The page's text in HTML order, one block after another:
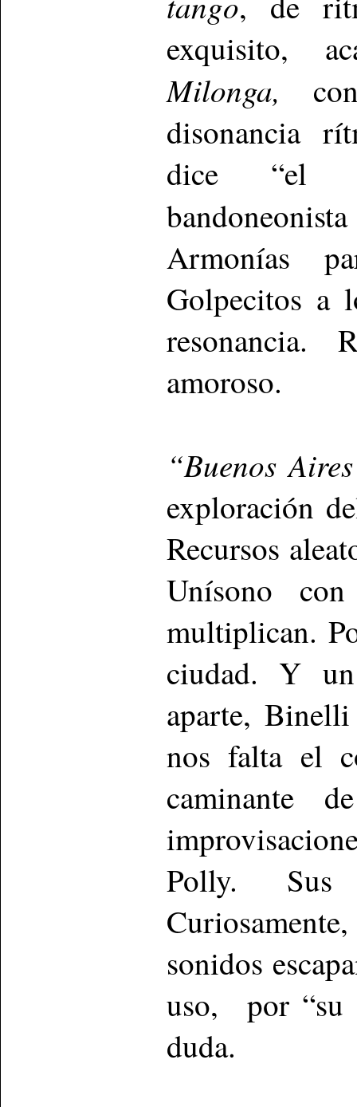
exquisito,
Milonga,
disonancia
dice “el
Armonías
Golpecitos a
resonancia.
amoroso.
“Buenos
exploración
Recursos
Unísono
multiplican.
ciudad. Y
aparte, Binelli
nos falta el
caminante
Polly. Sus
sonidos
uso, por “su
duda.